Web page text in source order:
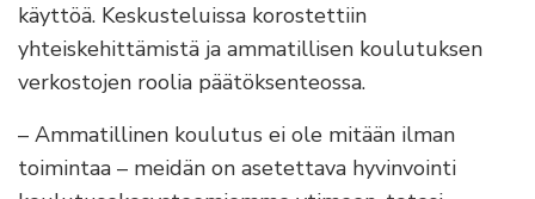
käyttöä. Keskusteluissa korostettiin
yhteiskehittämistä ja ammatillisen koulutuksen
verkostojen roolia päätöksenteossa.
– Ammatillinen koulutus ei ole mitään ilman
toimintaa – meidän on asetettava hyvinvointi